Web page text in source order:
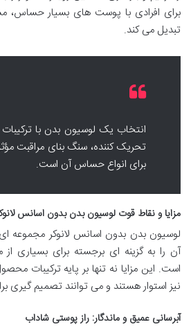
برای افرادی با پوست های بسیار حساس،
تبدیل می کند.
انتخاب یک لوسیون بدن با
تحریک کننده، سنگ بنای مراقبت
برای انواع حساس آن است.
مزایا و نقاط قوت لوسیون بدن بدون اسانس
لوسیون بدن بدون اسانس لانوکر مجموعه ای
آن را به گزینه ای برجسته برای بسیاری
است. این مزایا نه تنها بر پایه ترکیبات
نیز استوار هستند و می توانند تصمیم گیری
آبرسانی عمیق و ماندگار: راز پوستی شاداب